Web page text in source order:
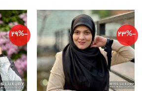
-23%
-29%